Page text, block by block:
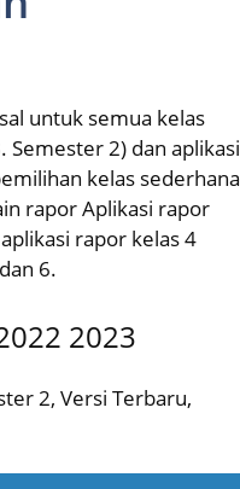
untuk semua kelas
Semester 2) dan aplikasi
kelas sederhana
rapor Aplikasi rapor
rapor kelas 4
6.
2023
2, Versi Terbaru,